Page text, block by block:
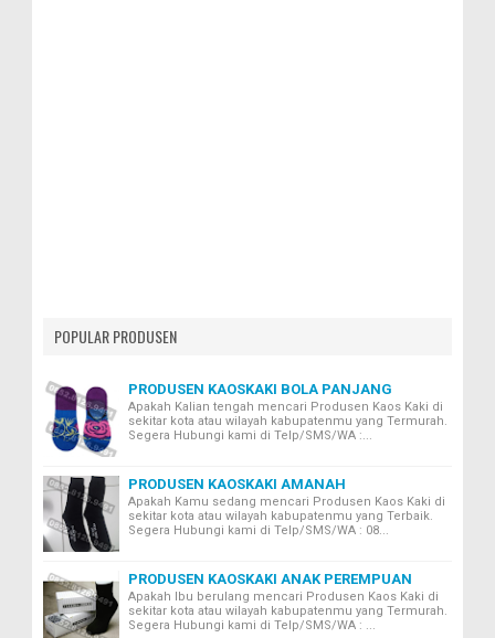
POPULAR PRODUSEN
PRODUSEN KAOSKAKI BOLA PANJANG
Apakah Kalian tengah mencari Produsen Kaos Kaki di
sekitar kota atau wilayah kabupatenmu yang Termurah.
Segera Hubungi kami di Telp/SMS/WA :...
PRODUSEN KAOSKAKI AMANAH
Apakah Kamu sedang mencari Produsen Kaos Kaki di
sekitar kota atau wilayah kabupatenmu yang Terbaik.
Segera Hubungi kami di Telp/SMS/WA : 08...
PRODUSEN KAOSKAKI ANAK PEREMPUAN
Apakah Ibu berulang mencari Produsen Kaos Kaki di
sekitar kota atau wilayah kabupatenmu yang Termurah.
Segera Hubungi kami di Telp/SMS/WA : ...